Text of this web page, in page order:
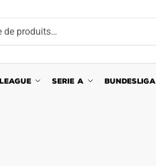
SERIE A BUNDESLIGA